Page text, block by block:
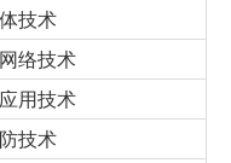
技术
络技术
用技术
技术